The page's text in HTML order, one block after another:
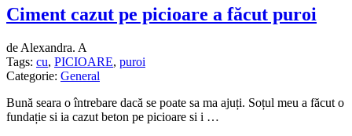
Ciment cazut pe picioare a făcut puroi
de Alexandra. A
Tags: cu, PICIOARE, puroi
Categorie: General
Bună seara o întrebare dacă se poate sa ma ajuți. Soțul meu a făcut o
fundație si ia cazut beton pe picioare si i …